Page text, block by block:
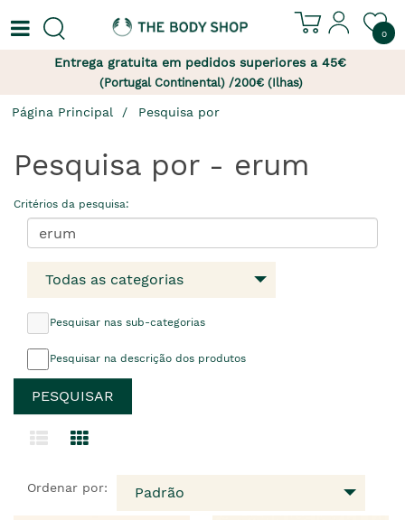
0
Entrega gratuita em pedidos superiores a 45€
(Portugal Continental) /200€ (Ilhas)
Página Principal Pesquisa por
Pesquisa por - erum
Critérios da pesquisa:
Todas as categorias
Pesquisar nas sub-categorias
Pesquisar na descrição dos produtos
Ordenar por: Padrão